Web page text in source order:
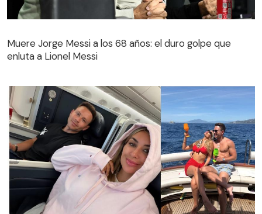
Muere Jorge Messi a los 68 años: el duro golpe que
enluta a Lionel Messi